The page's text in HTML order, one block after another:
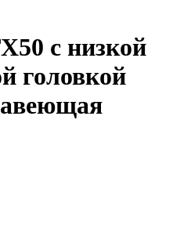
с низкой
головкой